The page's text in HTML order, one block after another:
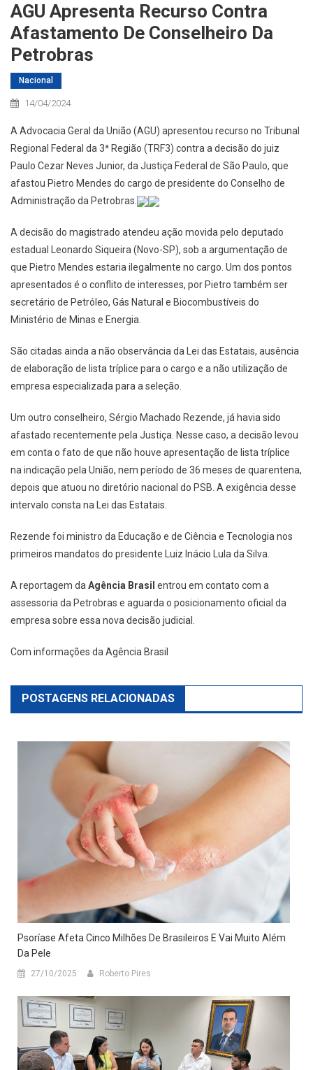
AGU Apresenta Recurso Contra
Afastamento De Conselheiro Da
Petrobras
Nacional
14/04/2024
A Advocacia Geral da União (AGU) apresentou recurso no Tribunal
Regional Federal da 3ª Região (TRF3) contra a decisão do juiz
Paulo Cezar Neves Junior, da Justiça Federal de São Paulo, que
afastou Pietro Mendes do cargo de presidente do Conselho de
Administração da Petrobras.
A decisão do magistrado atendeu ação movida pelo deputado
estadual Leonardo Siqueira (Novo-SP), sob a argumentação de
que Pietro Mendes estaria ilegalmente no cargo. Um dos pontos
apresentados é o conflito de interesses, por Pietro também ser
secretário de Petróleo, Gás Natural e Biocombustíveis do
Ministério de Minas e Energia.
São citadas ainda a não observância da Lei das Estatais, ausência
de elaboração de lista tríplice para o cargo e a não utilização de
empresa especializada para a seleção.
Um outro conselheiro, Sérgio Machado Rezende, já havia sido
afastado recentemente pela Justiça. Nesse caso, a decisão levou
em conta o fato de que não houve apresentação de lista tríplice
na indicação pela União, nem período de 36 meses de quarentena,
depois que atuou no diretório nacional do PSB. A exigência desse
intervalo consta na Lei das Estatais.
Rezende foi ministro da Educação e de Ciência e Tecnologia nos
primeiros mandatos do presidente Luiz Inácio Lula da Silva.
A reportagem da Agência Brasil entrou em contato com a
assessoria da Petrobras e aguarda o posicionamento oficial da
empresa sobre essa nova decisão judicial.
Com informações da Agência Brasil
POSTAGENS RELACIONADAS
Psoríase Afeta Cinco Milhões De Brasileiros E Vai Muito Além
Da Pele
27/10/2025 Roberto Pires